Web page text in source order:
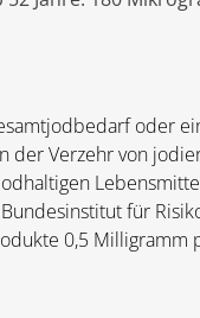
oder
der Verzehr von
für
0,5 Milligramm